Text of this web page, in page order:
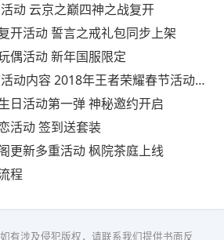
动 云京之巅四神之战复开
开活动 誓言之戒礼包同步上架
偶活动 新年国服限定
内容 2018年王者荣耀春节活动大全
日活动第一弹 神秘邀约开启
活动 签到送套装
更新多重活动 枫院茶庭上线
程
有涉及侵犯版权，请联系我们提供书面反